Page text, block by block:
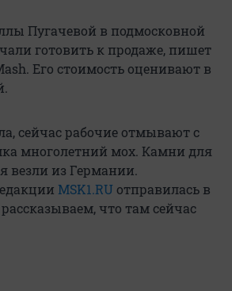
Пугачевой в подмосковной
готовить к продаже, пишет
Его стоимость оценивают в
сейчас рабочие отмывают с
многолетний мох. Камни для
везли из Германии.
MSK1.RU отправилась в
что там сейчас